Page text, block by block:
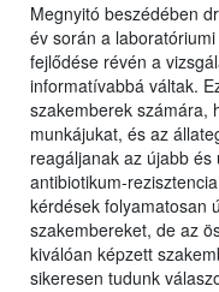
Megnyitó beszédében
év során a
fejlődése révén a
informatívabbá váltak.
szakemberek számára,
munkájukat, és az
reagáljanak az újabb
antibiotikum-
kérdések folyamatosan
szakembereket, de az
kiválóan képzett
sikeresen tudunk